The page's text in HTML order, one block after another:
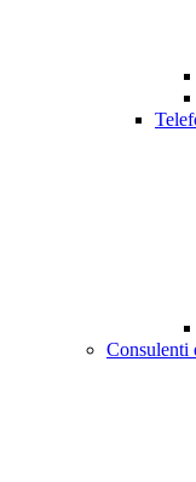
Consulenti